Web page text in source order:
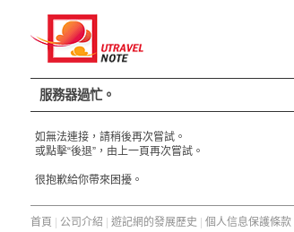
服務器過忙。
如無法連接，請稍後再次嘗試。
或點擊“後退”，由上一頁再次嘗試。
很抱歉給你帶來困擾。
首頁 公司介紹 遊記網的發展歷史 個人信息保護條款|